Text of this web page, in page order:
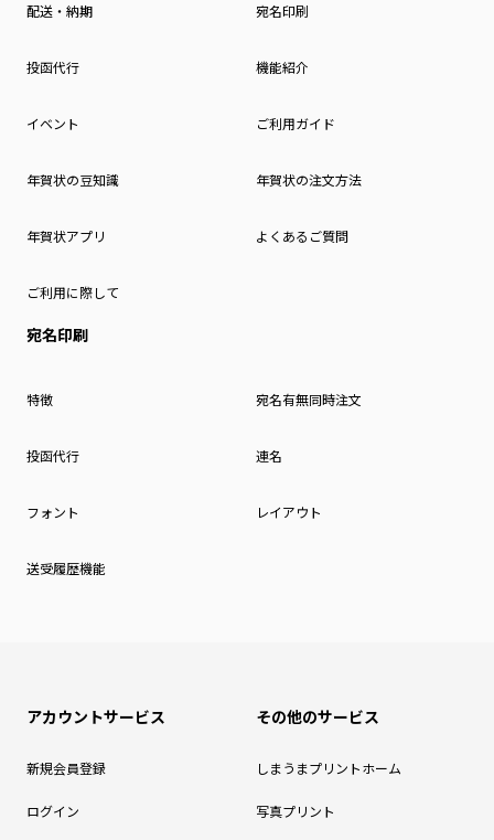
配送・納期 宛名印刷
投函代行 機能紹介
イベント ご利用ガイド
年賀状の豆知識 年賀状の注文方法
年賀状アプリ よくあるご質問
ご利用に際して
宛名印刷
特徴 宛名有無同時注文
投函代行 連名
フォント レイアウト
送受履歴機能
アカウントサービス
新規会員登録
ログイン
その他のサービス
しまうまプリントホーム
写真プリント